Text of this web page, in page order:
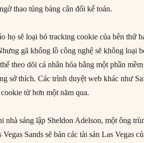
thao túng bảng cân đối kế toán.
họ sẽ loại bỏ tracking cookie của bên thứ
gã khổng lồ công nghệ sẽ không loại
theo dõi cá nhân hóa bằng một phần
sở thích. Các trình duyệt web khác như
từ hơn một năm qua.
nhà sáng lập Sheldon Adelson, một ông
Sands sẽ bán các tài sản Las Vegas